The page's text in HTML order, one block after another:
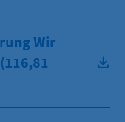
Wir
(116,81